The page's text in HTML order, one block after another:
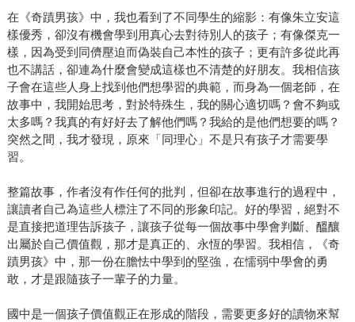
在《奇蹟男孩》中，我也看到了不同學生的縮影：有像朱立安這
樣優秀，卻沒有機會學到用真心去對待別人的孩子；有像傑克一
樣，因為受到同儕壓迫而偽裝自己本性的孩子；更有許多從此再
也不講話，卻連為什麼會變成這樣也不清楚的好朋友。我相信孩
子會在這些人身上找到他們想學習的典範，而身為一個老師，在
故事中，我開始思考，對於特殊生，我的關心適切嗎？會不夠或
太多嗎？我真的有好好去了解他們嗎？我給的是他們想要的嗎？
突然之間，我才發現，原來「同理心」不是只有孩子才需要學
習。
整篇故事，作者沒有作任何的批判，但卻在故事進行的過程中，
讓讀者自己為這些人標注了不同的形象印記。好的學習，絕對不
是直接把道理告訴孩子，讓孩子從每一個故事中學會判斷、醞釀
出屬於自己價值觀，那才是真正的、永恆的學習。我相信，《奇
蹟男孩》中，那一份在膽怯中學到的堅強，在懦弱中學會的勇
敢，才是跟隨孩子一輩子的力量。
國中是一個孩子價值觀正在形成的階段，需要更多好的讀物來幫